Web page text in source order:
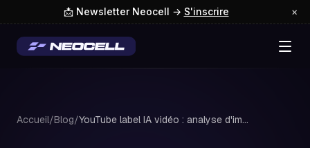
📩 Newsletter Neocell → S'inscrire ×
Accueil/Blog/ YouTube label IA vidéo : analyse d'impact bus...